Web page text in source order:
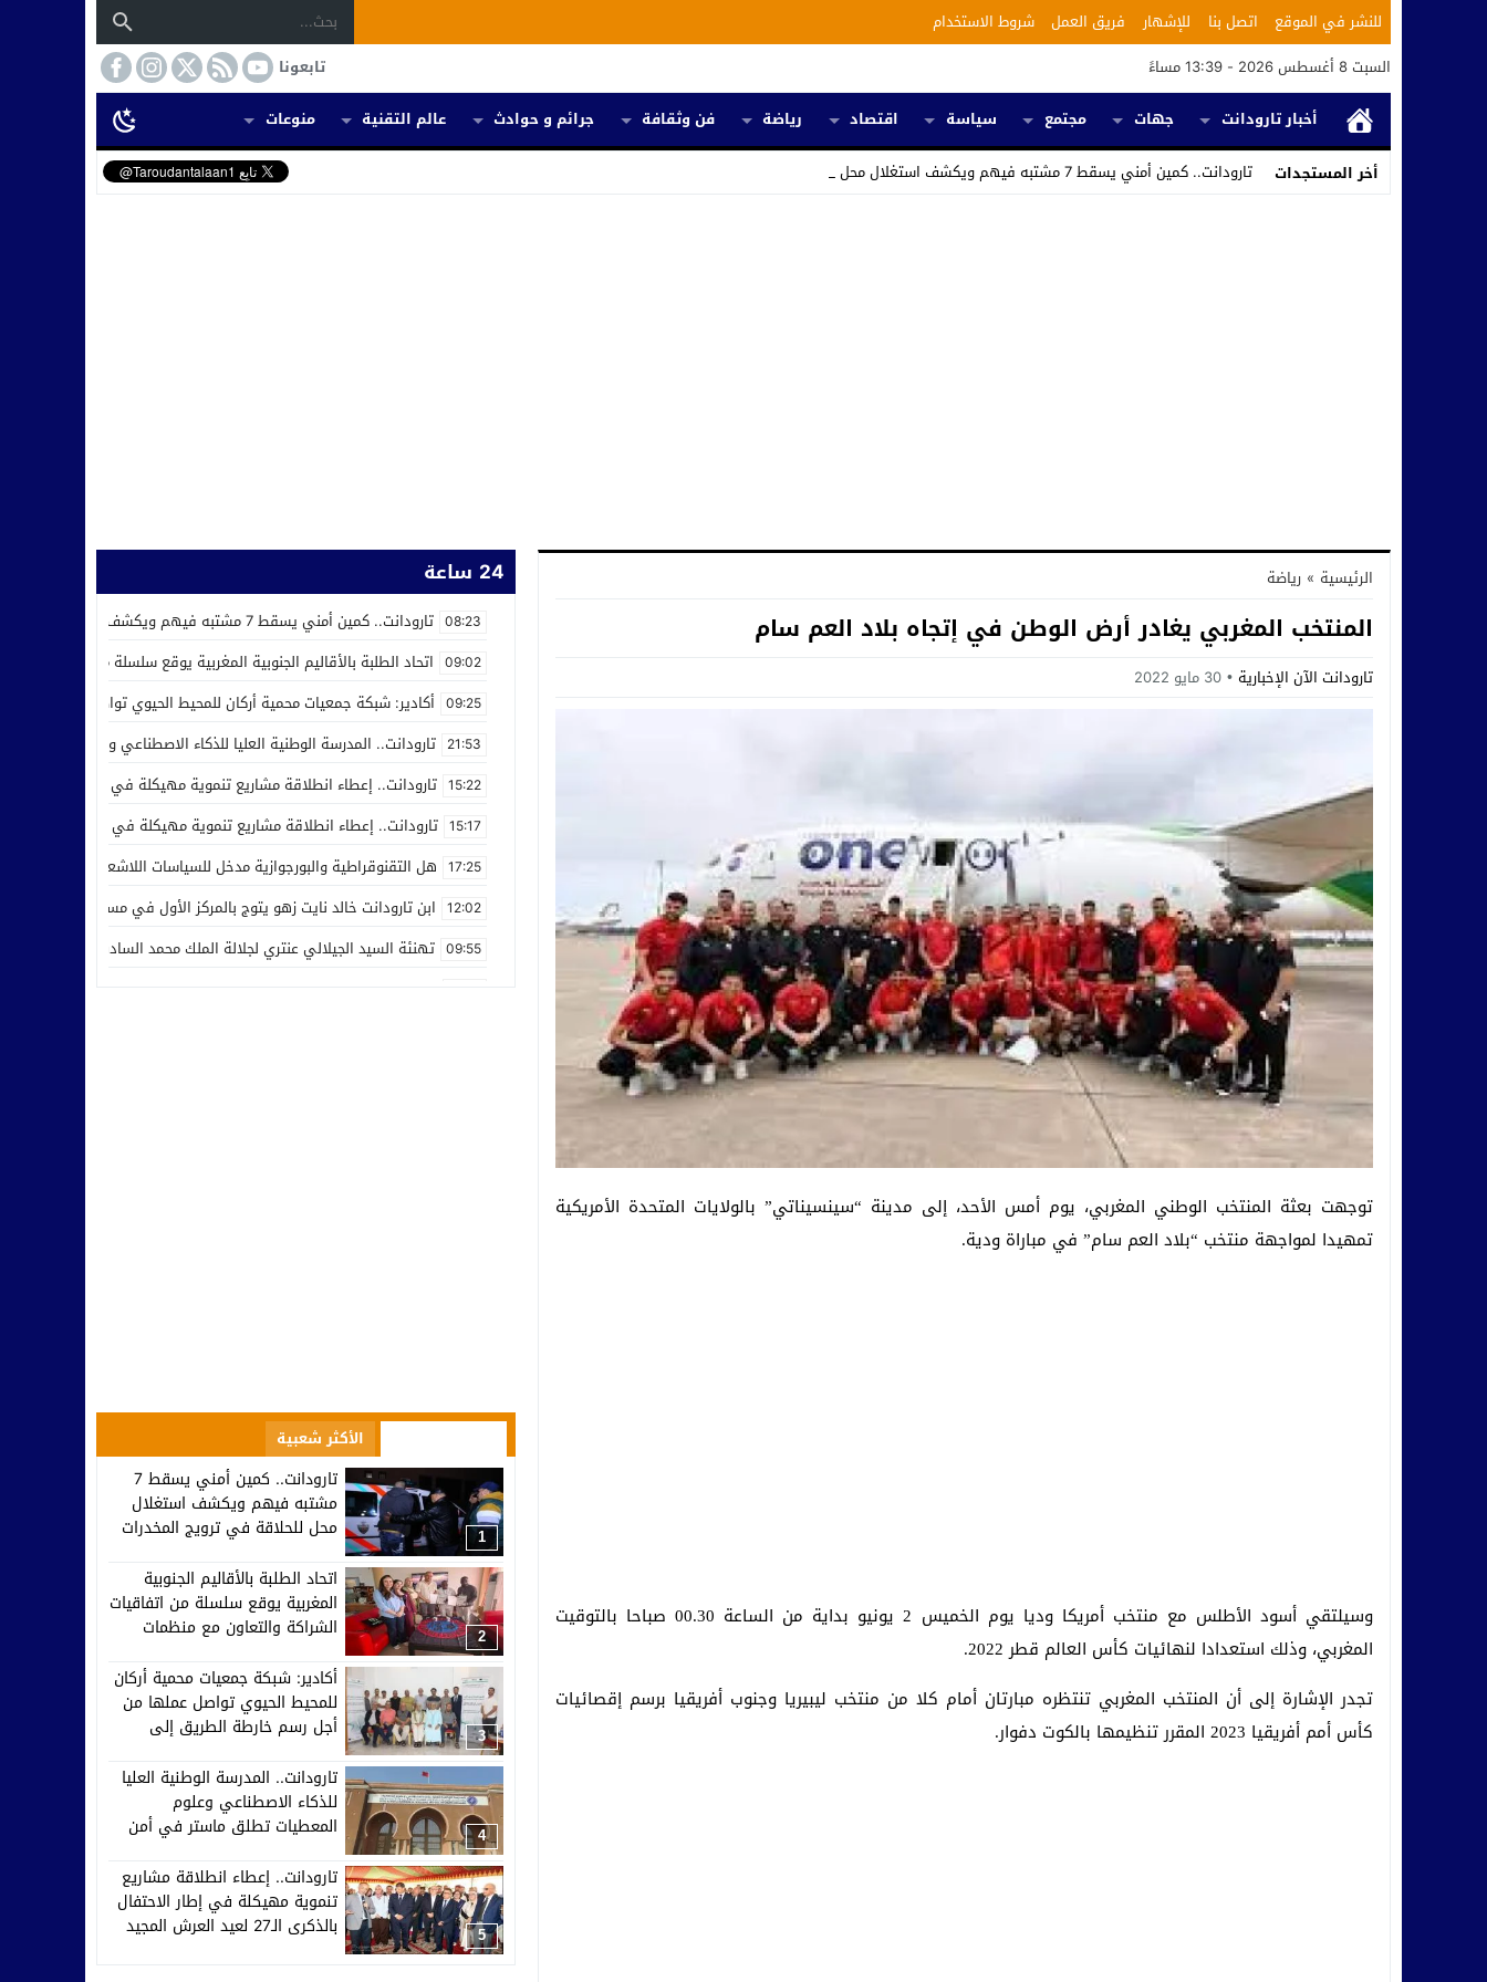
للنشر في الموقع اتصل بنا للإشهار فريق العمل
شروط الاستخدام
السبت 8 أغسطس 2026 - 13:39 مساءً
تابعونا
أخبار تارودانت
جهات مجتمع سياسة اقتصاد رياضة فن وثقافة جرائم و حوادث عالم التقنية
منوعات
أخر المستجدات
تارودانت.. كمين أمني يسقط 7 مشتبه فيهم ويكشف استغلال محل للحلاقة في تر_
الرئيسية » رياضة
المنتخب المغربي يغادر أرض الوطن في إتجاه بلاد العم سام
تارودانت الآن الإخبارية 30 مايو 2022
توجهت بعثة المنتخب الوطني المغربي، يوم أمس الأحد، إلى مدينة “سينسيناتي” بالولايات المتحدة الأمريكية
تمهيدا لمواجهة منتخب “بلاد العم سام” في مباراة ودية.
وسيلتقي أسود الأطلس مع منتخب أمريكا وديا يوم الخميس 2 يونيو بداية من الساعة 00.30 صباحا بالتوقيت
المغربي، وذلك استعدادا لنهائيات كأس العالم قطر 2022.
تجدر الإشارة إلى أن المنتخب المغربي تنتظره مبارتان أمام كلا من منتخب ليبيريا وجنوب أفريقيا برسم إقصائيات
كأس أمم أفريقيا 2023 المقرر تنظيمها بالكوت دفوار.
24 ساعة
08:23 تارودانت.. كمين أمني يسقط 7 مشتبه فيهم ويكشف استغلال محل للحلاقة في ترويج المخدرات
09:02 اتحاد الطلبة بالأقاليم الجنوبية المغربية يوقع سلسلة من اتفاقيات
09:25 أكادير: شبكة جمعيات محمية أركان للمحيط الحيوي تواصل عملها من أجل
21:53 تارودانت.. المدرسة الوطنية العليا للذكاء الاصطناعي وعلوم
15:22 تارودانت.. إعطاء انطلاقة مشاريع تنموية مهيكلة في إطار الاحتفال بالذكرى الـ27 لعيد
15:17 تارودانت.. إعطاء انطلاقة مشاريع تنموية مهيكلة في إطار الاحتفال بالذكرى الـ27 لعيد
17:25 هل التقنوقراطية والبورجوازية مدخل للسياسات اللاشعبية
12:02 ابن تارودانت خالد نايت زهو يتوج بالمركز الأول في مسابقة “Creative Cup” بالولايات المتحدة
09:55 تهنئة السيد الجيلالي عنتري لجلالة الملك محمد السادس بمناسبة عيد
الأكثر شعبية
1
تارودانت.. كمين أمني يسقط 7
مشتبه فيهم ويكشف استغلال
محل للحلاقة في ترويج المخدرات
2
اتحاد الطلبة بالأقاليم الجنوبية
المغربية يوقع سلسلة من اتفاقيات
الشراكة والتعاون مع منظمات
3
أكادير: شبكة جمعيات محمية أركان
للمحيط الحيوي تواصل عملها من
أجل رسم خارطة الطريق إلى
4
تارودانت.. المدرسة الوطنية العليا
للذكاء الاصطناعي وعلوم
المعطيات تطلق ماستر في أمن
5
تارودانت.. إعطاء انطلاقة مشاريع
تنموية مهيكلة في إطار الاحتفال
بالذكرى الـ27 لعيد العرش المجيد